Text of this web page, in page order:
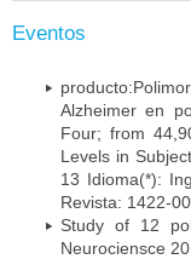
Eventos
Alzheimer en
Four; from
Levels in
13 Idioma(*):
Revista: 1422-
Study of 12
Neurociensce